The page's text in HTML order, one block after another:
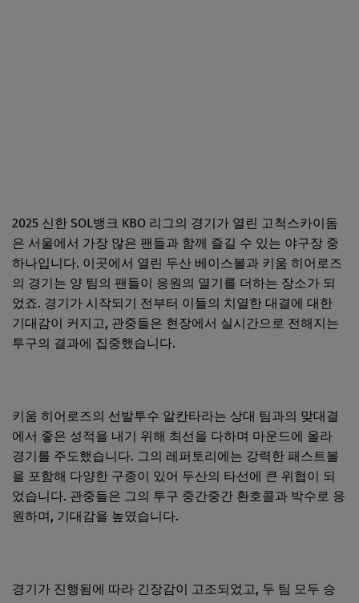
2025 신한 SOL뱅크 KBO 리그의 경기가 열린 고척스카이돔
은 서울에서 가장 많은 팬들과 함께 즐길 수 있는 야구장 중
하나입니다. 이곳에서 열린 두산 베이스볼과 키움 히어로즈
의 경기는 양 팀의 팬들이 응원의 열기를 더하는 장소가 되
었죠. 경기가 시작되기 전부터 이들의 치열한 대결에 대한
기대감이 커지고, 관중들은 현장에서 실시간으로 전해지는
투구의 결과에 집중했습니다.
키움 히어로즈의 선발투수 알칸타라는 상대 팀과의 맞대결
에서 좋은 성적을 내기 위해 최선을 다하며 마운드에 올라
경기를 주도했습니다. 그의 레퍼토리에는 강력한 패스트볼
을 포함해 다양한 구종이 있어 두산의 타선에 큰 위협이 되
었습니다. 관중들은 그의 투구 중간중간 환호콜과 박수로 응
원하며, 기대감을 높였습니다.
경기가 진행됨에 따라 긴장감이 고조되었고, 두 팀 모두 승